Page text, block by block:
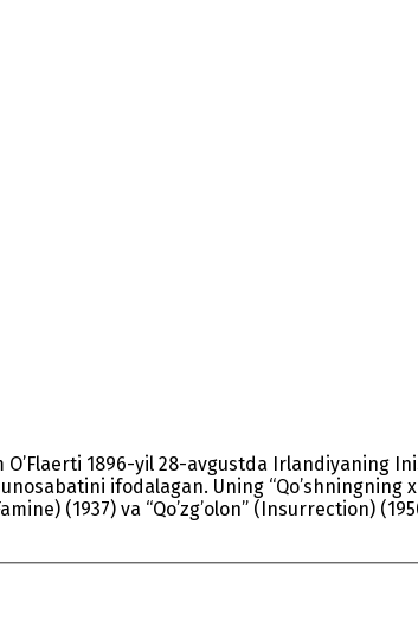
1896-yil 28-avgustda Irlandiyaning
ifodalagan. Uning “Qo’shningning
(1937) va “Qo’zg’olon” (Insurrection)